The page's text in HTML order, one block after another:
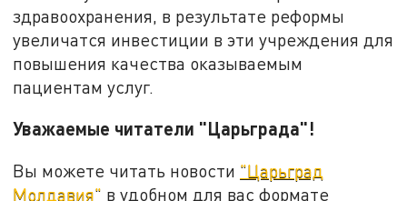
здравоохранения, в результате реформы
увеличатся инвестиции в эти учреждения для
повышения качества оказываемым
пациентам услуг.
Уважаемые читатели "Царьграда"!
Вы можете читать новости "Царьград
Молдавия" в удобном для вас формате